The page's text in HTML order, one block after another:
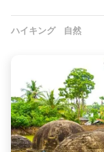
ハイキング 自然